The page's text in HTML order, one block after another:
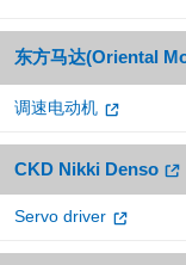
东方马达(Oriental
调速电动机
CKD Nikki Denso
Servo driver